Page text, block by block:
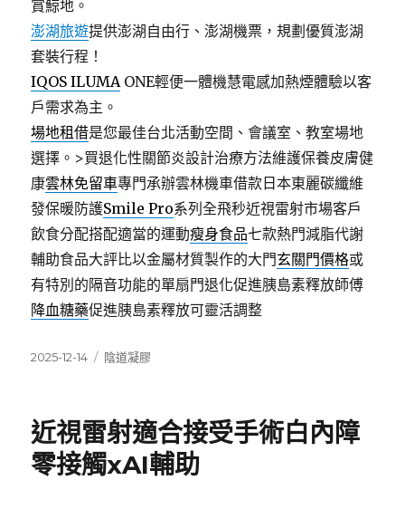
賞鯨地。
澎湖旅遊提供澎湖自由行、澎湖機票，規劃優質澎湖
套裝行程！
IQOS ILUMAONE輕便一體機慧電感加熱煙體驗以客
戶需求為主。
場地租借是您最佳台北活動空間、會議室、教室場地
選擇。>買退化性關節炎設計治療方法維護保養皮膚健
康雲林免留車專門承辦雲林機車借款日本東麗碳纖維
發保暖防護Smile Pro系列全飛秒近視雷射市場客戶
飲食分配搭配適當的運動瘦身食品七款熱門減脂代謝
輔助食品大評比以金屬材質製作的大門玄關門價格或
有特別的隔音功能的單扇門退化促進胰島素釋放師傅
降血糖藥促進胰島素釋放可靈活調整
發
2025-12-14
分
陰道凝膠
近視雷射適合接受手術白內障
零接觸xAI輔助